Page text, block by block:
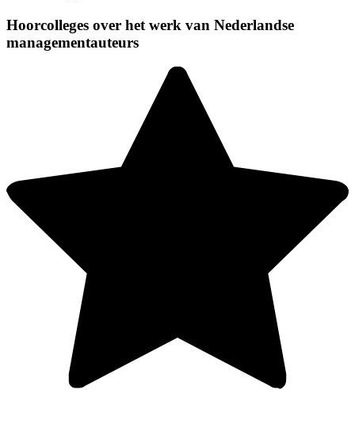
Hoorcolleges over het werk van Nederlandse
managementauteurs